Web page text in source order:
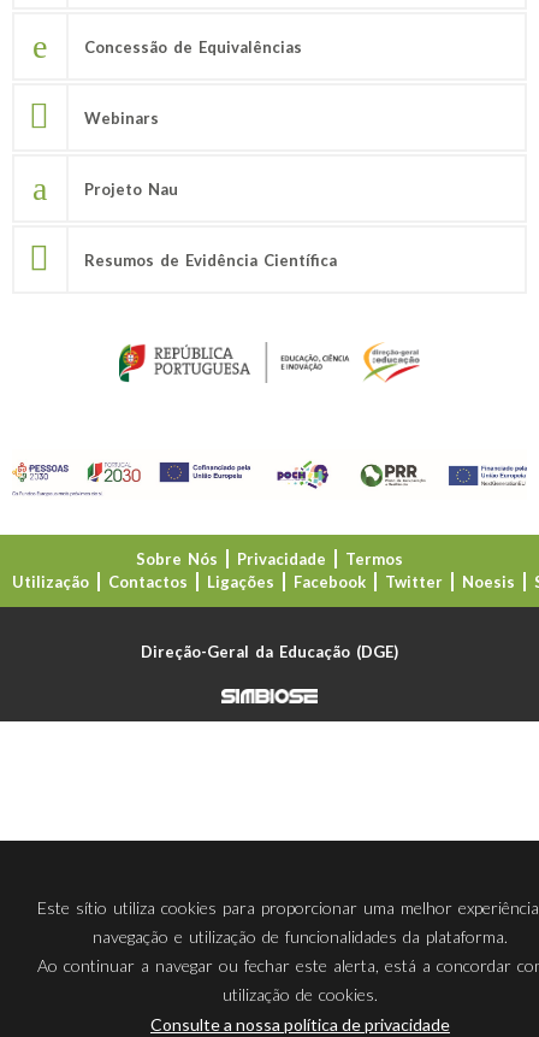
Concessão de Equivalências
Webinars
Projeto Nau
Resumos de Evidência Científica
Sobre Nós Privacidade
Termos
Utilização
Contactos Ligações Facebook Twitter Noesis
Direção-Geral da Educação (DGE)
Este sítio utiliza cookies para proporcionar uma melhor
navegação e utilização de funcionalidades da plataforma.
Ao continuar a navegar ou fechar este alerta, está a concordar
utilização de cookies.
Consulte a nossa política de privacidade